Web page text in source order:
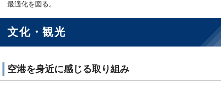
最適化を図る。
文化・観光
空港を身近に感じる取り組み